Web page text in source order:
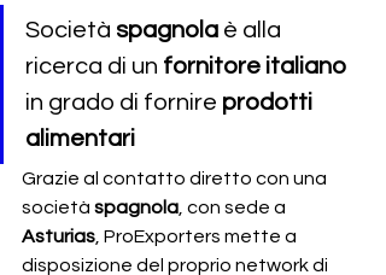
Società spagnola è alla
ricerca di un fornitore italiano
in grado di fornire prodotti
alimentari
Grazie al contatto diretto con una
società spagnola , con sede a
Asturias , ProExporters mette a
disposizione del proprio network di